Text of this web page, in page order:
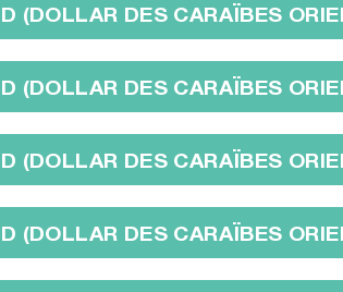
(DOLLAR DES CARAÏBES
(DOLLAR DES CARAÏBES
(DOLLAR DES CARAÏBES
(DOLLAR DES CARAÏBES